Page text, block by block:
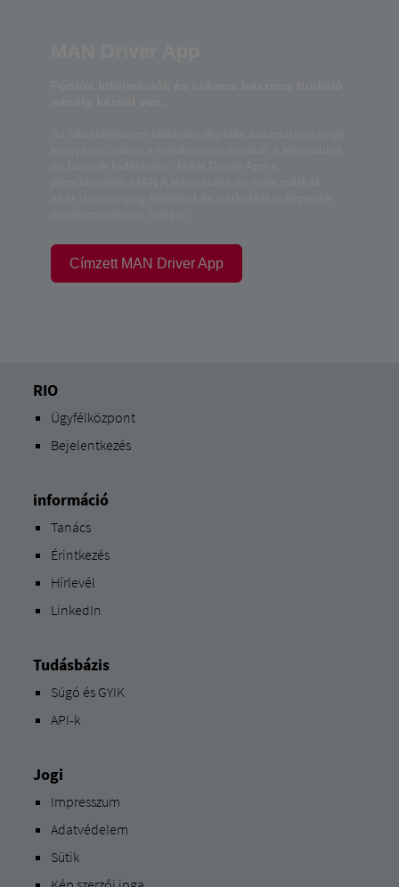
Címzett MAN Driver App
RIO
Ügyfélközpont
Bejelentkezés
információ
Tanács
Érintkezés
Hírlevél
LinkedIn
Tudásbázis
Súgó és GYIK
API-k
Jogi
Impresszum
Adatvédelem
Sütik